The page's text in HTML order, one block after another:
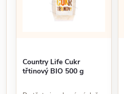
Country Life Cukr
třtinový BIO 500 g